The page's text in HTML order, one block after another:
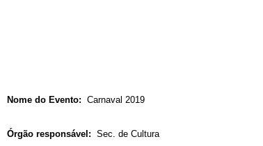
Nome do Evento: Carnaval 2019
Órgão responsável: Sec. de Cultura